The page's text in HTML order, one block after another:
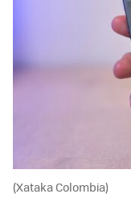
(Xataka Colombia)